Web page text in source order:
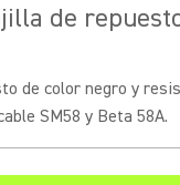
de
de color negro y
SM58 y Beta 58A.